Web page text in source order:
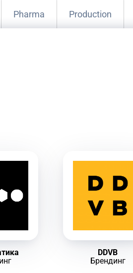
Pharma Production
DDVB
Брендинг